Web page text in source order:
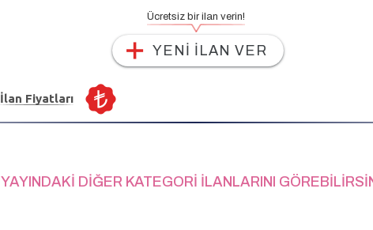
Ücretsiz bir ilan verin!
YENİ İLAN VER
İlan Fiyatları
YAYINDAKİ DİĞER KATEGORİ İLANLARINI